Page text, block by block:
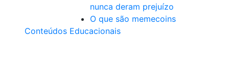
nunca deram prejuízo
O que são memecoins
Conteúdos Educacionais